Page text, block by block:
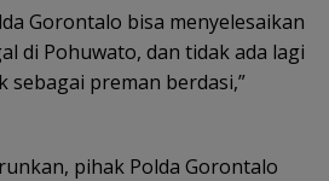
Gorontalo bisa menyelesaikan
di Pohuwato, dan tidak ada lagi
preman berdasi,”
pihak Polda Gorontalo